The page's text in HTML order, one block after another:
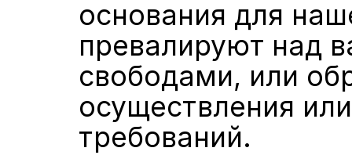
основания для
превалируют над
свободами, или
осуществления
требований.